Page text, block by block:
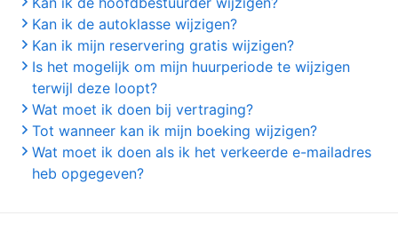
Kan ik de autoklasse wijzigen?
Kan ik mijn reservering gratis wijzigen?
Is het mogelijk om mijn huurperiode te wijzigen
terwijl deze loopt?
Wat moet ik doen bij vertraging?
Tot wanneer kan ik mijn boeking wijzigen?
Wat moet ik doen als ik het verkeerde e-mailadres
heb opgegeven?